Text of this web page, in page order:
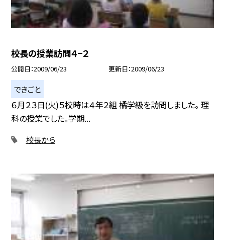
校長の授業訪問４−２
公開日 2009/06/23 更新日 2009/06/23
できごと
６月２３日(火)５校時は４年２組 橘学級を訪問しました。 理
科の授業でした。学期...
校長から